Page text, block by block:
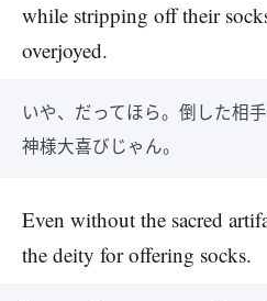
while stripping off their
overjoyed.
いや、だってほら。倒した相
神様大喜びじゃん。
Even without the sacred
the deity for offering socks.